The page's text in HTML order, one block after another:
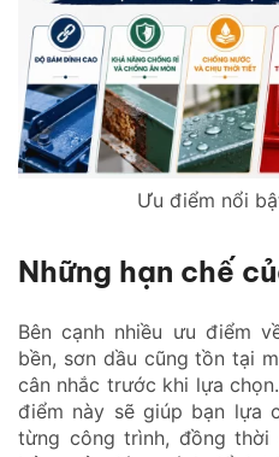
Ưu điểm nổi
Những hạn chế
Bên cạnh nhiều ưu điểm
bền, sơn dầu cũng tồn tại
cân nhắc trước khi lựa
điểm này sẽ giúp bạn lựa
từng công trình, đồng